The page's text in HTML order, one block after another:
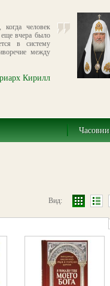
когда человек
еще вчера было
в систему
между
Кирилл
Часовни
Вид: